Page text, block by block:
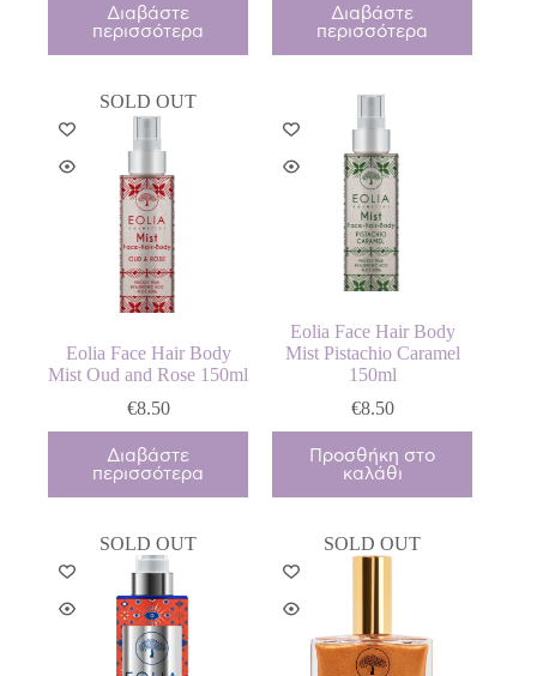
Διαβάστε
περισσότερα
Διαβάστε
περισσότερα
SOLD OUT
Eolia Face Hair Body
Mist Oud and Rose 150ml
€8.50
Διαβάστε
περισσότερα
Eolia Face Hair Body
Mist Pistachio Caramel
150ml
€8.50
Προσθήκη στο
καλάθι
SOLD OUT SOLD OUT